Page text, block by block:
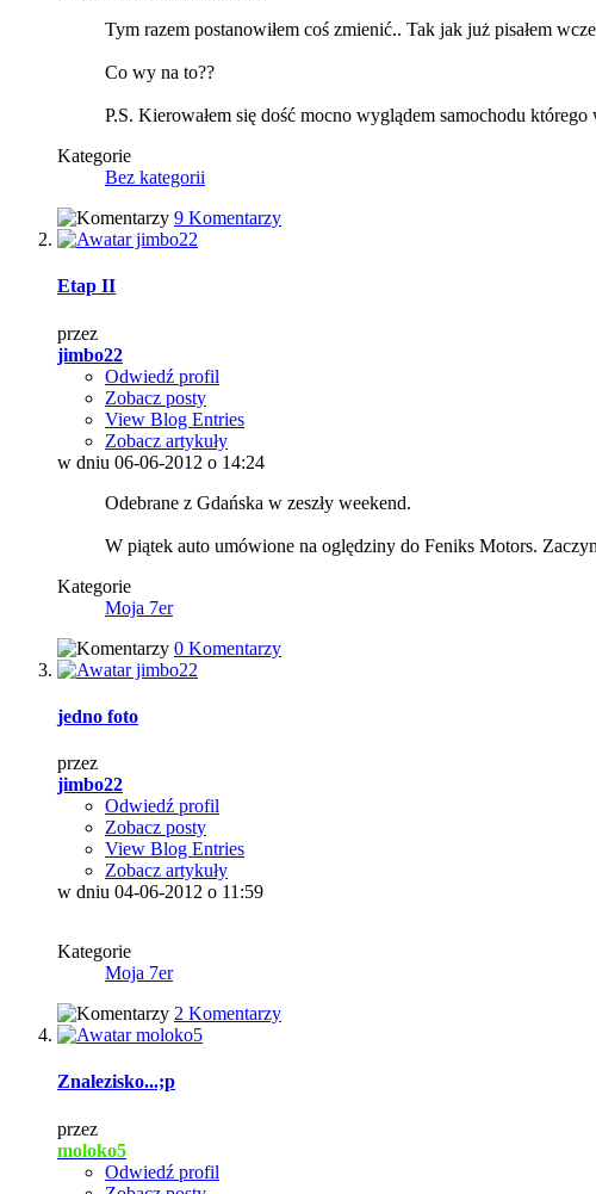
Tym razem postanowiłem coś zmienić.. Tak jak już pisałem
Co wy na to??
P.S. Kierowałem się dość mocno wyglądem samochodu
Kategorie
Bez kategorii
9 Komentarzy
Etap II
przez
jimbo22
Odwiedź profil
Zobacz posty
View Blog Entries
Zobacz artykuły
w dniu 06-06-2012 o 14:24
Odebrane z Gdańska w zeszły weekend.
W piątek auto umówione na oględziny do Feniks Motors.
Kategorie
Moja 7er
0 Komentarzy
jedno foto
przez
jimbo22
Odwiedź profil
Zobacz posty
View Blog Entries
Zobacz artykuły
w dniu 04-06-2012 o 11:59
Kategorie
Moja 7er
2 Komentarzy
Znalezisko...;p
przez
moloko5
Odwiedź profil